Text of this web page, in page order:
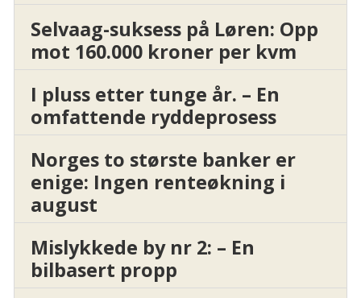
Selvaag-suksess på Løren: Opp
mot 160.000 kroner per kvm
I pluss etter tunge år. – En
omfattende ryddeprosess
Norges to største banker er
enige: Ingen renteøkning i
august
Mislykkede by nr 2: – En
bilbasert propp